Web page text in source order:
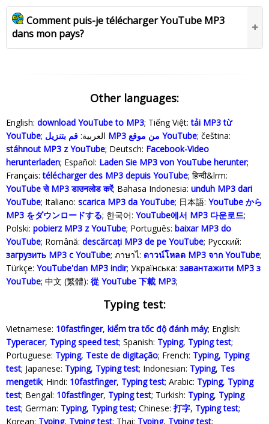
Comment puis-je télécharger YouTube MP3
dans mon pays?
Other languages:
English: download YouTube to MP3; Tiếng Việt:tải MP3 từ
YouTube
; العربية: قم بتنزيل MP3 من موقع YouTube; čeština:
stáhnout MP3 z YouTube; Deutsch: Facebook-Video
herunterladen; Español: Laden Sie MP3 von YouTube herunter;
Français:télécharger des MP3 depuis YouTube; हिन्दी&lrm:
YouTube से MP3 डाउनलोड करेंं; Bahasa Indonesia‬: unduh MP3 dari
YouTube; Italiano: scarica MP3 da YouTube; 日本語: YouTube から
MP3 をダウンロードする; 한국어: YouTube에서 MP3 다운로드;
Polski‎: pobierz MP3 z YouTube; Português: baixar MP3 do
YouTube; Română: descărcați MP3 de pe YouTube; Русский:
загрузить MP3 с YouTube; ภาษาไ: ดาวน์โหลด MP3 จาก YouTube;
Türkçe‬: YouTube'dan MP3 indir; Українська‬: завантажити MP3 з
YouTube; 中文 (繁體): 從 YouTube 下載 MP3;
Typing test:
Vietnamese: 10fastfinger, kiểm tra tốc độ đánh máy; English:
Typeracer, Typing speed test; Spanish: Typing, Typing test;
Portuguese: Typing, Teste de digitação; French: Typing, Typing
test; Japanese: Typing, Typing test; Indonesian: Typing, Tes
mengetik; Hindi: 10fastfinger, Typing test; Arabic: Typing, Typing
test; Bengal: 10fastfinger, Typing test; Turkish: Typing, Typing
test; German: Typing, Typing test; Chinese: 打字, Typing test;
Korean: Typing, Typing test; Thai: Typing, Typing test;